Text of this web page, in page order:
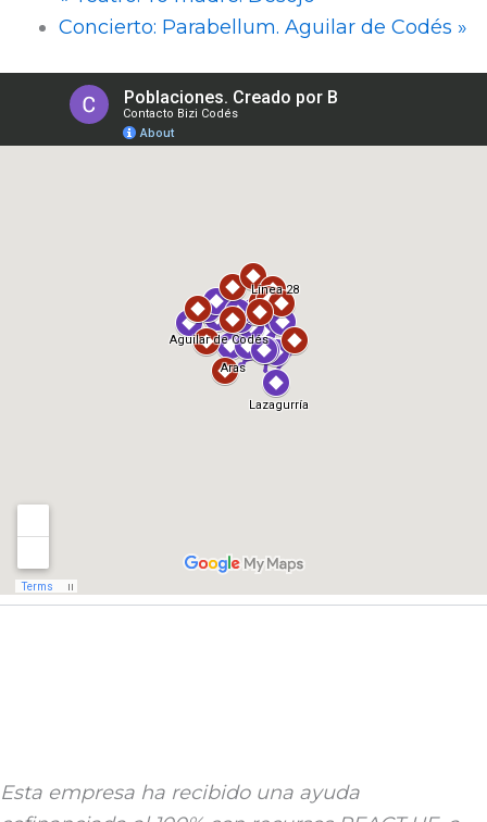
Concierto: Parabellum. Aguilar de Codés »
Esta empresa ha recibido una ayuda